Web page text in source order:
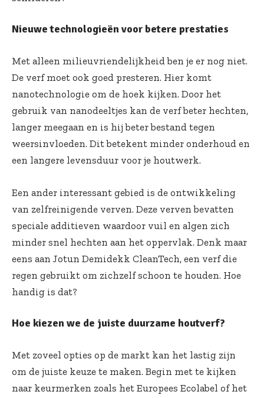
Nieuwe technologieën voor betere prestaties
Met alleen milieuvriendelijkheid ben je er nog niet.
De verf moet ook goed presteren. Hier komt
nanotechnologie om de hoek kijken. Door het
gebruik van nanodeeltjes kan de verf beter hechten,
langer meegaan en is hij beter bestand tegen
weersinvloeden. Dit betekent minder onderhoud en
een langere levensduur voor je houtwerk.
Een ander interessant gebied is de ontwikkeling
van zelfreinigende verven. Deze verven bevatten
speciale additieven waardoor vuil en algen zich
minder snel hechten aan het oppervlak. Denk maar
eens aan Jotun Demidekk CleanTech, een verf die
regen gebruikt om zichzelf schoon te houden. Hoe
handig is dat?
Hoe kiezen we de juiste duurzame houtverf?
Met zoveel opties op de markt kan het lastig zijn
om de juiste keuze te maken. Begin met te kijken
naar keurmerken zoals het Europees Ecolabel of het